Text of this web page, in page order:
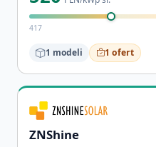
417
1 modeli 1 ofert
ZNShine